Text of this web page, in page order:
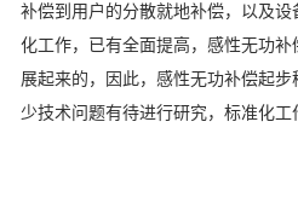
补偿到用户的分散就地补偿，以及
化工作，已有全面提高，感性无功
展起来的，因此，感性无功补偿起
少技术问题有待进行研究，标准化工